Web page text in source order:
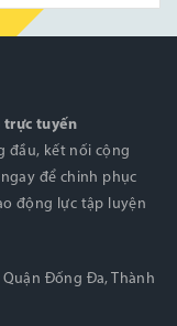
trực tuyến
đầu, kết nối cộng
để chinh phục
động lực tập luyện
Quận Đống Đa, Thành